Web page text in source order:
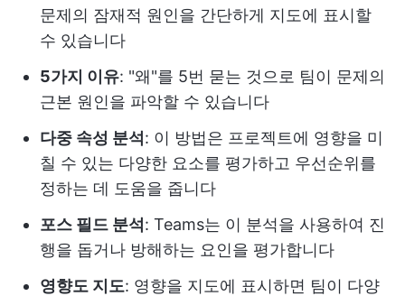
문제의 잠재적 원인을 간단하게 지도에 표시할
수 있습니다
5가지 이유: "왜"를 5번 묻는 것으로 팀이 문제의
근본 원인을 파악할 수 있습니다
다중 속성 분석 : 이 방법은 프로젝트에 영향을 미
칠 수 있는 다양한 요소를 평가하고 우선순위를
정하는 데 도움을 줍니다
포스 필드 분석 : Teams는 이 분석을 사용하여 진
행을 돕거나 방해하는 요인을 평가합니다
영향도 지도: 영향을 지도에 표시하면 팀이 다양